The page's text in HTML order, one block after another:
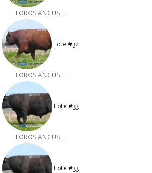
TOROS ANGUS...
Lote #32
TOROS ANGUS...
Lote #33
TOROS ANGUS...
Lote #33